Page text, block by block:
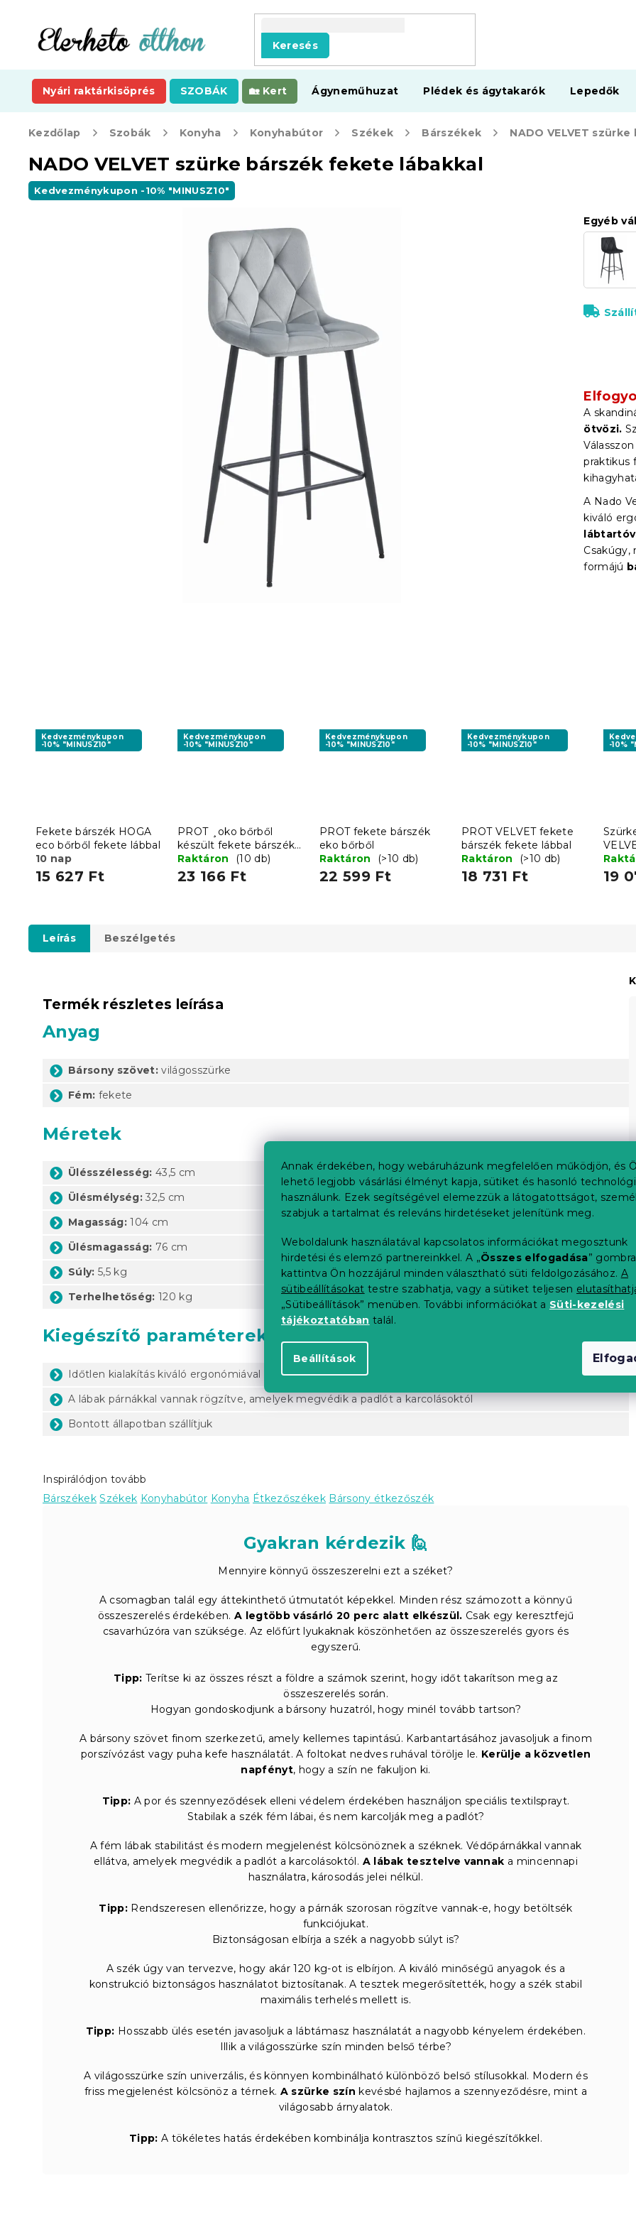
Annak érdekében, hogy webáruházunk megfelelően működjön, és
lehető legjobb vásárlási élményt kapja, sütiket és hasonló
használunk. Ezek segítségével elemezzük a látogatottságot,
szabjuk a tartalmat és releváns hirdetéseket jelenítünk meg.
Weboldalunk használatával kapcsolatos információkat megosztunk
hirdetési és elemző partnereinkkel. A „Összes elfogadása” gombra
kattintva Ön hozzájárul minden választható süti feldolgozásához. A
sütibeállításokat testre szabhatja, vagy a sütiket teljesen
„Sütibeállítások” menüben. További információkat a Süti-kezelési
tájékoztatóban talál.
Beállítások
tartalomhoz
Keresés
Nyári raktárkisöprés SZOBÁK Kert Ágyneműhuzat Plédek és ágytakarók Lepedők
Kezdőlap Szobák Konyha Konyhabútor Székek Bárszékek
NADO VELVET szürke bárszék fekete lábakkal
Kedvezménykupon -10% "MINUSZ10"
Egyéb
A
ötvözi.
praktikus
A Nado
kiváló
Csakúgy,
formájú
Kedvezménykupon
-10% "MINUSZ10"
Fekete bárszék HOGA
eco bőrből fekete lábbal
10 nap
15 627 Ft
Kedvezménykupon
-10% "MINUSZ10"
PROT ¸oko bőrből
készült fekete bárszék
fekete lábbal
Raktáron (10 db)
23 166 Ft
Kedvezménykupon
-10% "MINUSZ10"
PROT fekete bárszék
eko bőrből
Raktáron
(>10 db)
22 599 Ft
Kedvezménykupon
-10% "MINUSZ10"
PROT VELVET fekete
bárszék fekete lábbal
Raktáron
(>10 db)
18 731 Ft
-10%
19
Leírás Beszélgetés
Termék részletes leírása
Anyag
Bársony szövet: világosszürke
Fém: fekete
Méretek
Ülésszélesség: 43,5 cm
Ülésmélység: 32,5 cm
Magasság: 104 cm
Ülésmagasság: 76 cm
Súly: 5,5 kg
Terhelhetőség: 120 kg
Kiegészítő paraméterek
Időtlen kialakítás kiváló ergonómiával
A lábak párnákkal vannak rögzítve, amelyek megvédik a padlót a karcolásoktól
Bontott állapotban szállítjuk
Inspirálódjon tovább
Bárszékek Székek Konyhabútor Konyha Étkezőszékek Bársony étkezőszék
Gyakran kérdezik 🙋
Mennyire könnyű összeszerelni ezt a széket?
A csomagban talál egy áttekinthető útmutatót képekkel. Minden rész számozott a könnyű
összeszerelés érdekében. A legtöbb vásárló 20 perc alatt elkészül. Csak egy keresztfejű
csavarhúzóra van szüksége. Az előfúrt lyukaknak köszönhetően az összeszerelés gyors és
egyszerű.
Tipp: Terítse ki az összes részt a földre a számok szerint, hogy időt takarítson meg az
összeszerelés során.
Hogyan gondoskodjunk a bársony huzatról, hogy minél tovább tartson?
A bársony szövet finom szerkezetű, amely kellemes tapintású. Karbantartásához javasoljuk a finom
porszívózást vagy puha kefe használatát. A foltokat nedves ruhával törölje le. Kerülje a közvetlen
napfényt, hogy a szín ne fakuljon ki.
Tipp: A por és szennyeződések elleni védelem érdekében használjon speciális textilsprayt.
Stabilak a szék fém lábai, és nem karcolják meg a padlót?
A fém lábak stabilitást és modern megjelenést kölcsönöznek a széknek. Védőpárnákkal vannak
ellátva, amelyek megvédik a padlót a karcolásoktól. A lábak tesztelve vannak a mindennapi
használatra, károsodás jelei nélkül.
Tipp: Rendszeresen ellenőrizze, hogy a párnák szorosan rögzítve vannak-e, hogy betöltsék
funkciójukat.
Biztonságosan elbírja a szék a nagyobb súlyt is?
A szék úgy van tervezve, hogy akár 120 kg-ot is elbírjon. A kiváló minőségű anyagok és a
konstrukció biztonságos használatot biztosítanak. A tesztek megerősítették, hogy a szék stabil
maximális terhelés mellett is.
Tipp: Hosszabb ülés esetén javasoljuk a lábtámasz használatát a nagyobb kényelem érdekében.
Illik a világosszürke szín minden belső térbe?
A világosszürke szín univerzális, és könnyen kombinálható különböző belső stílusokkal. Modern és
friss megjelenést kölcsönöz a térnek. A szürke szín kevésbé hajlamos a szennyeződésre, mint a
világosabb árnyalatok.
Tipp: A tökéletes hatás érdekében kombinálja kontrasztos színű kiegészítőkkel.